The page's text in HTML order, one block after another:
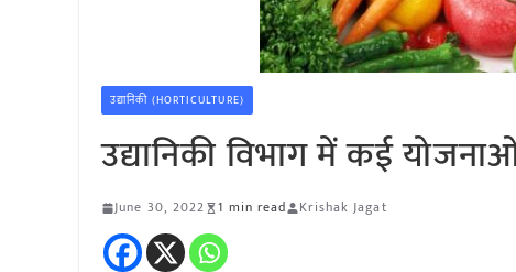
उद्यानिकी (HORTICULTURE)
उद्यानिकी विभाग में कई
June 30, 2022 1 min read Krishak Jagat